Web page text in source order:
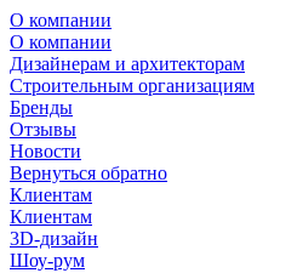
О компании
О компании
Дизайнерам и архитекторам
Строительным организациям
Бренды
Отзывы
Новости
Вернуться обратно
Клиентам
Клиентам
3D-дизайн
Шоу-рум